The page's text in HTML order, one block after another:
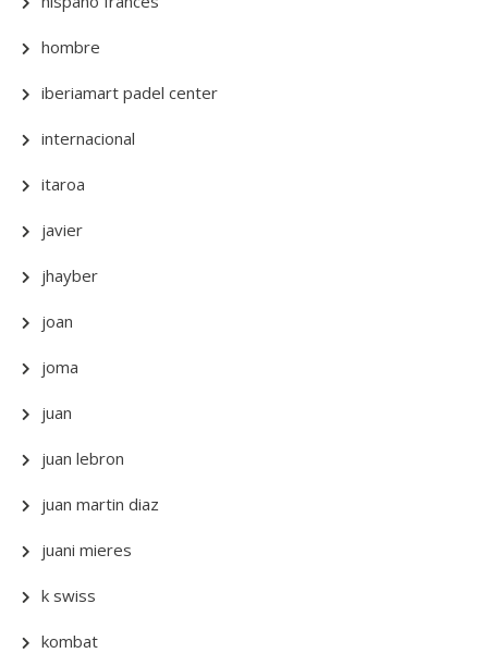
hombre
iberiamart padel center
internacional
itaroa
javier
jhayber
joan
joma
juan
juan lebron
juan martin diaz
juani mieres
k swiss
kombat